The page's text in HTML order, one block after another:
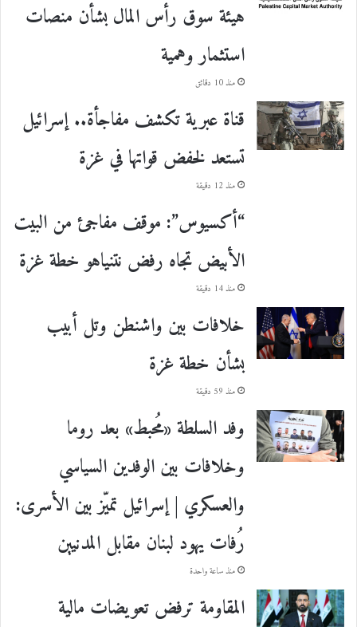
هيئة سوق رأس المال بشأن منصات
استثمار وهمية
منذ 10 دقائق
قناة عبرية تكشف مفاجأة.. إسرائيل
تستعد لخفض قواتها في غزة
منذ 12 دقيقة
“أكسيوس”: موقف مفاجئ من البيت
الأبيض تجاه رفض نتنياهو خطة غزة
منذ 14 دقيقة
خلافات بين واشنطن وتل أبيب
بشأن خطة غزة
منذ 59 دقيقة
وفد السلطة «مُحبط» بعد روما
وخلافات بين الوفدين السياسي
والعسكري | إسرائيل تميّز بين الأسرى:
رُفات يهود لبنان مقابل المدنيين
منذ ساعة واحدة
المقاومة ترفض تعويضات مالية